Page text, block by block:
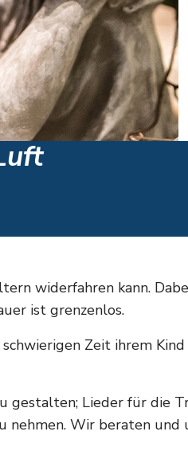
widerfahren kann.
ist grenzenlos.
Zeit ihrem
Lieder für die
nehmen. Wir beraten